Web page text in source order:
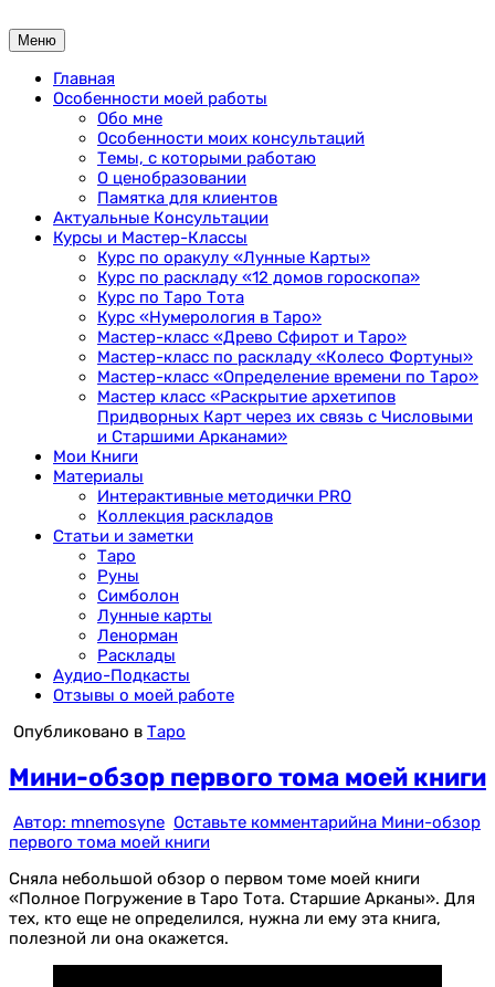
к
содержимому
Меню
Главная
Особенности моей работы
Обо мне
Особенности моих консультаций
Темы, с которыми работаю
О ценобразовании
Памятка для клиентов
Актуальные Консультации
Курсы и Мастер-Классы
Курс по оракулу «Лунные Карты»
Курс по раскладу «12 домов гороскопа»
Курс по Таро Тота
Курс «Нумерология в Таро»
Мастер-класс «Древо Сфирот и Таро»
Мастер-класс по раскладу «Колесо Фортуны»
Мастер-класс «Определение времени по Таро»
Мастер класс «Раскрытие архетипов
Придворных Карт через их связь с Числовыми
и Старшими Арканами»
Мои Книги
Материалы
Интерактивные методички PRO
Коллекция раскладов
Статьи и заметки
Таро
Руны
Симболон
Лунные карты
Ленорман
Расклады
Аудио-Подкасты
Отзывы о моей работе
Опубликовано в Таро
Мини-обзор первого тома моей книги
Автор: mnemosyne Оставьте комментарийна Мини-обзор
первого тома моей книги
Сняла небольшой обзор о первом томе моей книги
«Полное Погружение в Таро Тота. Старшие Арканы». Для
тех, кто еще не определился, нужна ли ему эта книга,
полезной ли она окажется.